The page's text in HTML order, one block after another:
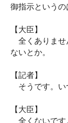
御指示というの
【大臣】
全くありませ
ないとか。
【記者】
そうです。い
【大臣】
全くないです